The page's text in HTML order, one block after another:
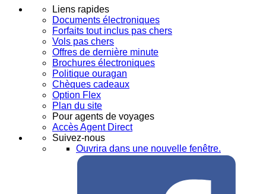
Liens rapides
Documents électroniques
Forfaits tout inclus pas chers
Vols pas chers
Offres de dernière minute
Brochures électroniques
Politique ouragan
Chèques cadeaux
Option Flex
Plan du site
Pour agents de voyages
Accès Agent Direct
Suivez-nous
Ouvrira dans une nouvelle fenêtre.